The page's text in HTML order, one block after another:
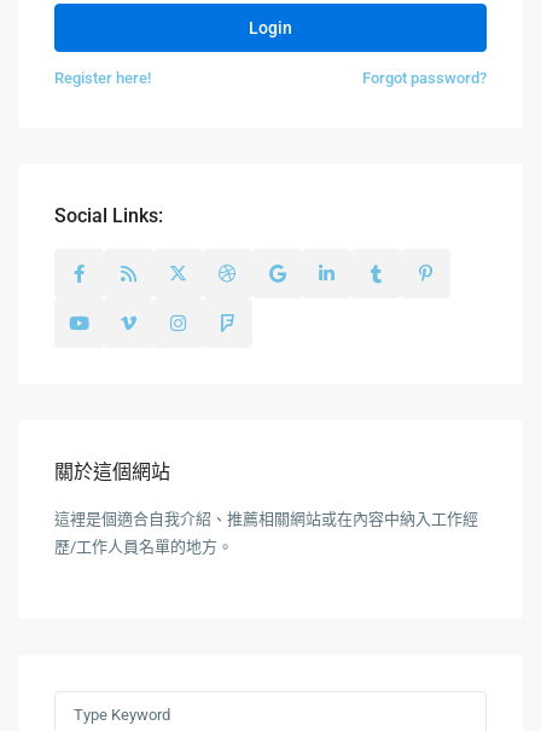
Login
Register here! Forgot password?
Social Links:
關於這個網站
這裡是個適合自我介紹、推薦相關網站或在內容中納入工作經
歷/工作人員名單的地方。